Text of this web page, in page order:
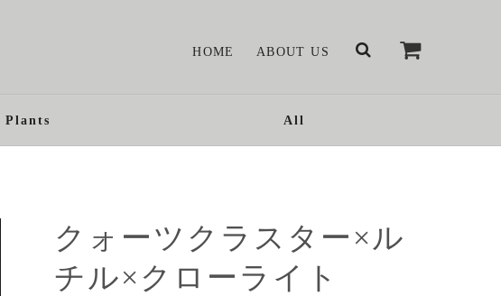
HOME ABOUT US
Plants All
クォーツクラスター×ル
チル×クローライト